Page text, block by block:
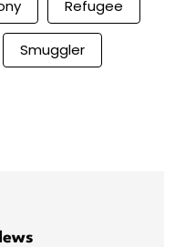
Refugee
Smuggler